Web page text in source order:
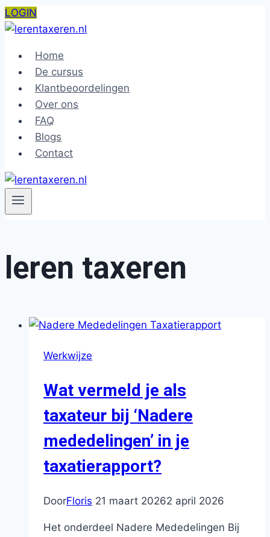
Doorgaan
naar
LOGIN
Home
De cursus
Klantbeoordelingen
Over ons
FAQ
Blogs
Contact
leren taxeren
Werkwijze
Wat vermeld je als
taxateur bij ‘Nadere
mededelingen’ in je
taxatierapport?
DoorFloris 21 maart 20262 april 2026
Het onderdeel Nadere Mededelingen Bij